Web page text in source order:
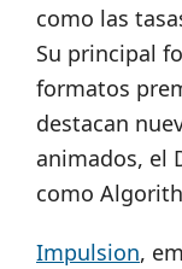
como las
Su principal
formatos
destacan
animados, el
como
Impulsion,